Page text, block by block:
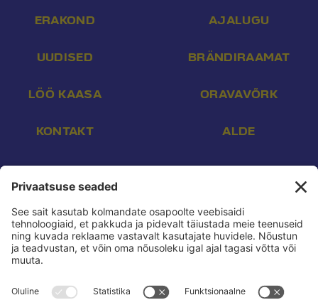
ERAKOND
UUDISED
LÖÖ KAASA
KONTAKT
AJALUGU
BRÄNDIRAAMAT
ORAVAVÕRK
ALDE
Aadress:
Endla 16, Tallinn 10142
Telefon: +372 507 3113
Konto nr: EE532200221002169472
Saaja: Eesti Reformierakond
Pank:
HABAEE2X